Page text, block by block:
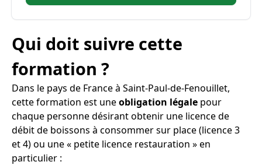
Qui doit suivre cette
formation ?
Dans le pays de France à Saint-Paul-de-Fenouillet,
cette formation est uneobligation légale pour
chaque personne désirant obtenir une licence de
débit de boissons à consommer sur place (licence 3
et 4) ou une « petite licence restauration » en
particulier :